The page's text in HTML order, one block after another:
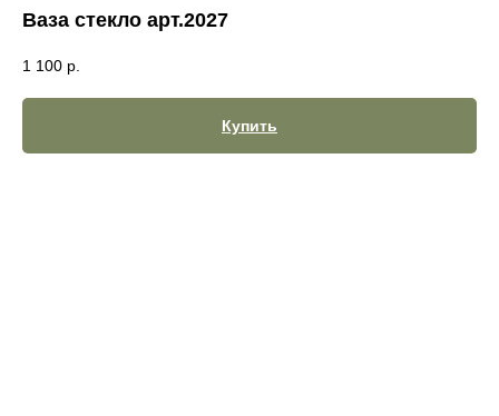
Ваза стекло арт.2027
1 100 р.
Купить